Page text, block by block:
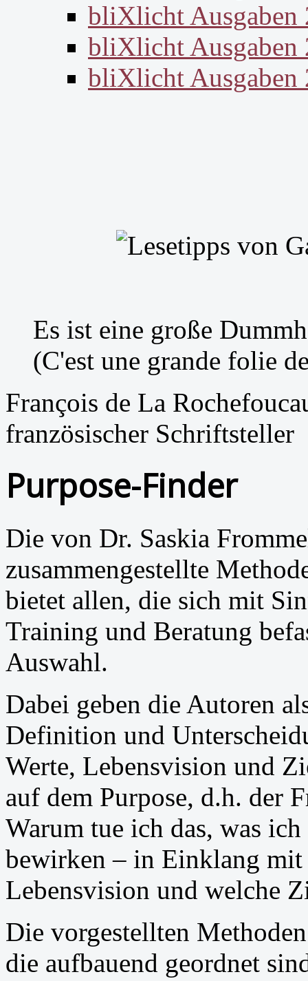
bliXlicht Ausgaben
bliXlicht Ausgaben
bliXlicht Ausgaben
Es ist eine große
(C'est une grande folie
François de La
französischer Schriftsteller
Purpose-Finder
Die von Dr. Saskia
zusammengestellte
bietet allen, die sich mit
Training und Beratung
Auswahl.
Dabei geben die Autoren
Definition und
Werte, Lebensvision und
auf dem Purpose, d.h. der
Warum tue ich das, was
bewirken – in Einklang mit
Lebensvision und welche
Die vorgestellten
die aufbauend geordnet